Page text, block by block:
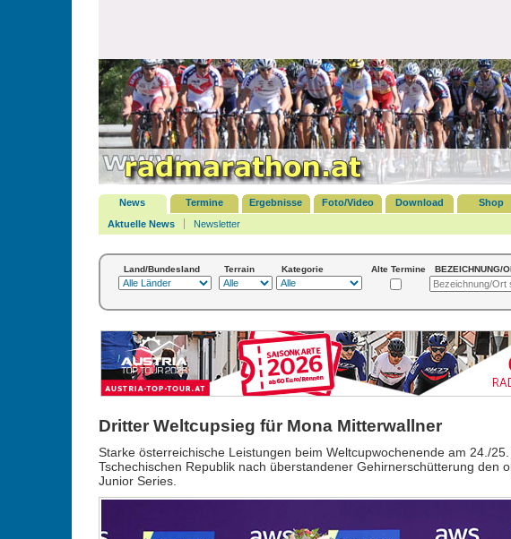
News Termine Ergebnisse Foto/Video Download Shop
Aktuelle News
Newsletter
Land/Bundesland Terrain Kategorie Alte Termine BEZEICHNUNG/
Dritter Weltcupsieg für Mona Mitterwallner
Starke österreichische Leistungen beim Weltcupwochenende am 24./
Tschechischen Republik nach überstandener Gehirnerschütterung den
Junior Series.